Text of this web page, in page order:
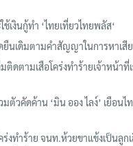
ช้เงินกู้ทำ ‘ไทยเที่ยวไทยพลัส‘
ยืนเดิมตามคำสัญญาในการหาเสีย
ติดตามเสือโคร่งทำร้ายเจ้าหน้าที่
ตัวคัดค้าน ‘มิน ออง ไลง์’ เยือนไ
ร่งทำร้าย จนท.ห้วยขาแข้งเป็นลูก